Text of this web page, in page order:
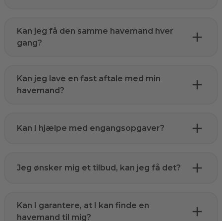
Kan jeg få den samme havemand hver
gang?
Kan jeg lave en fast aftale med min
havemand?
Kan I hjælpe med engangsopgaver?
Jeg ønsker mig et tilbud, kan jeg få det?
Kan I garantere, at I kan finde en
havemand til mig?